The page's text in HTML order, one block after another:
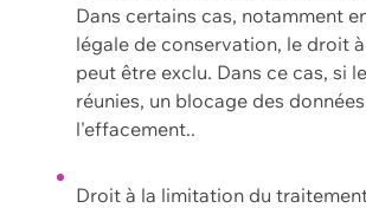
Dans certains cas, notamment
légale de conservation, le droit
peut être exclu. Dans ce cas, si
réunies, un blocage des
l'effacement..
Droit à la limitation du